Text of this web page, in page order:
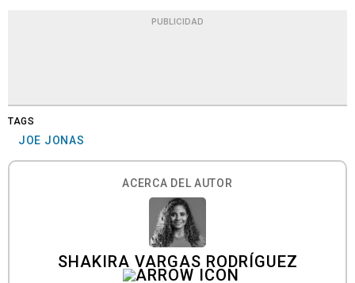
PUBLICIDAD
TAGS
JOE JONAS
ACERCA DEL AUTOR
SHAKIRA VARGAS RODRÍGUEZ